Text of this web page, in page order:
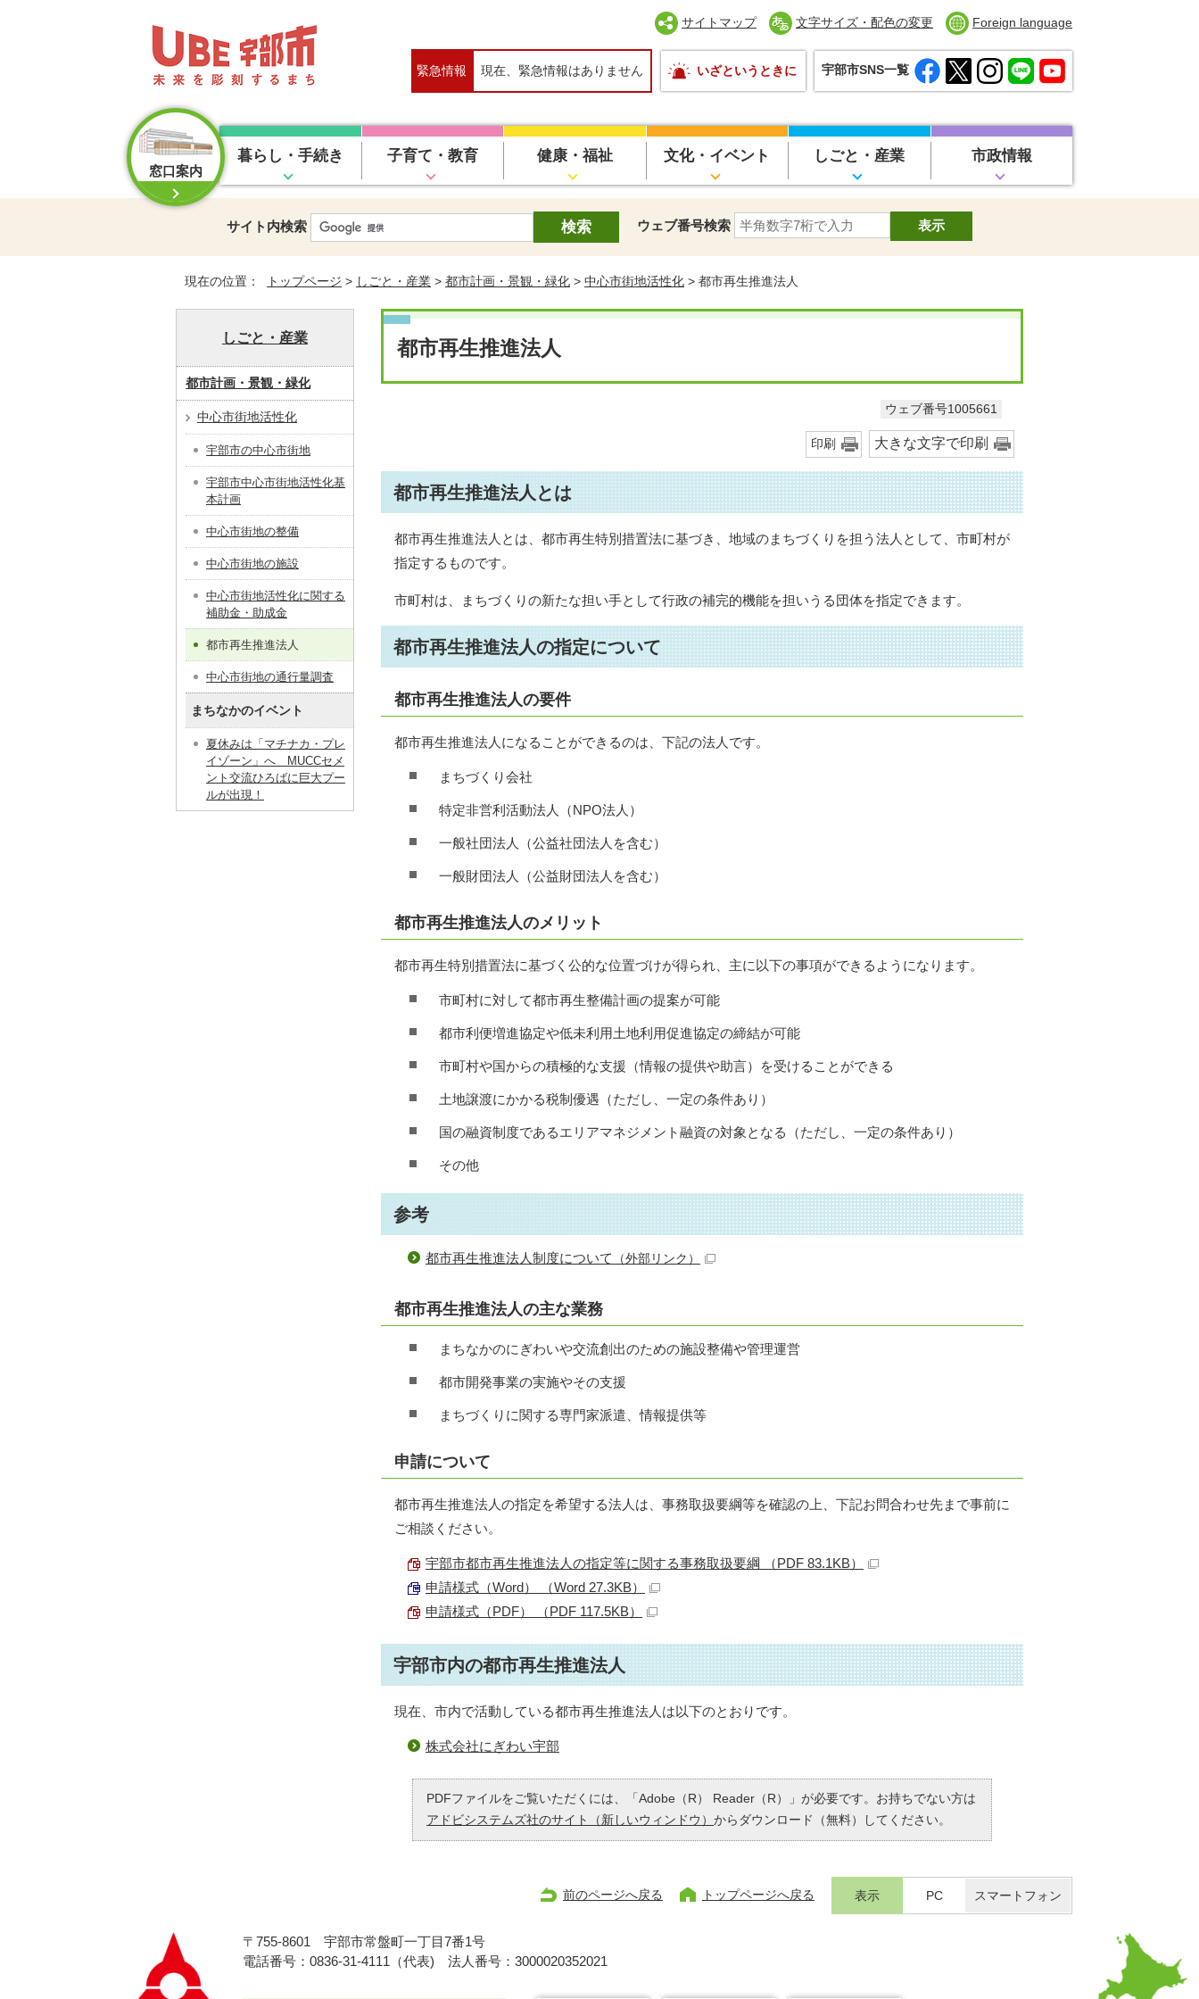
サイトマップ 文字サイズ・配色の変更 Foreign language
緊急情報 現在、緊急情報はありません いざというときに 宇部市SNS一覧
窓口案内
暮らし・手続き 子育て・教育 健康・福祉 文化・イベント しごと・産業 市政情報
サイト内検索 ウェブ番号検索
現在の位置： トップページ > しごと・産業 > 都市計画・景観・緑化 > 中心市街地活性化 > 都市再生推進法人
都市再生推進法人
ウェブ番号1005661
印刷 大きな文字で印刷
都市再生推進法人とは
都市再生推進法人とは、都市再生特別措置法に基づき、地域のまちづくりを担う法人として、市町村が
指定するものです。
市町村は、まちづくりの新たな担い手として行政の補完的機能を担いうる団体を指定できます。
都市再生推進法人の指定について
都市再生推進法人の要件
都市再生推進法人になることができるのは、下記の法人です。
まちづくり会社
特定非営利活動法人（NPO法人）
一般社団法人（公益社団法人を含む）
一般財団法人（公益財団法人を含む）
都市再生推進法人のメリット
都市再生特別措置法に基づく公的な位置づけが得られ、主に以下の事項ができるようになります。
市町村に対して都市再生整備計画の提案が可能
都市利便増進協定や低未利用土地利用促進協定の締結が可能
市町村や国からの積極的な支援（情報の提供や助言）を受けることができる
土地譲渡にかかる税制優遇（ただし、一定の条件あり）
国の融資制度であるエリアマネジメント融資の対象となる（ただし、一定の条件あり）
その他
参考
都市再生推進法人制度について （外部リンク）
都市再生推進法人の主な業務
まちなかのにぎわいや交流創出のための施設整備や管理運営
都市開発事業の実施やその支援
まちづくりに関する専門家派遣、情報提供等
申請について
都市再生推進法人の指定を希望する法人は、事務取扱要綱等を確認の上、下記お問合わせ先まで事前に
ご相談ください。
宇部市都市再生推進法人の指定等に関する事務取扱要綱 （PDF 83.1KB）
申請様式（Word） （Word 27.3KB）
申請様式（PDF） （PDF 117.5KB）
宇部市内の都市再生推進法人
現在、市内で活動している都市再生推進法人は以下のとおりです。
株式会社にぎわい宇部
PDFファイルをご覧いただくには、「Adobe（R） Reader（R）」が必要です。お持ちでない方は
アドビシステムズ社のサイト（新しいウィンドウ） からダウンロード（無料）してください。
しごと・産業
都市計画・景観・緑化
中心市街地活性化
宇部市の中心市街地
宇部市中心市街地活性化基
本計画
中心市街地の整備
中心市街地の施設
中心市街地活性化に関する
補助金・助成金
都市再生推進法人
中心市街地の通行量調査
まちなかのイベント
夏休みは「マチナカ・プレ
イゾーン」へ MUCCセメ
ント交流ひろばに巨大プー
ルが出現！
前のページへ戻る トップページへ戻る 表示 PC スマートフォン
〒755-8601 宇部市常盤町一丁目7番1号
電話番号：0836-31-4111（代表) 法人番号：3000020352021